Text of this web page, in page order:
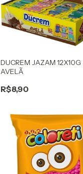
DUCREM JAZAM 12X10G
AVELÃ
R$8,90